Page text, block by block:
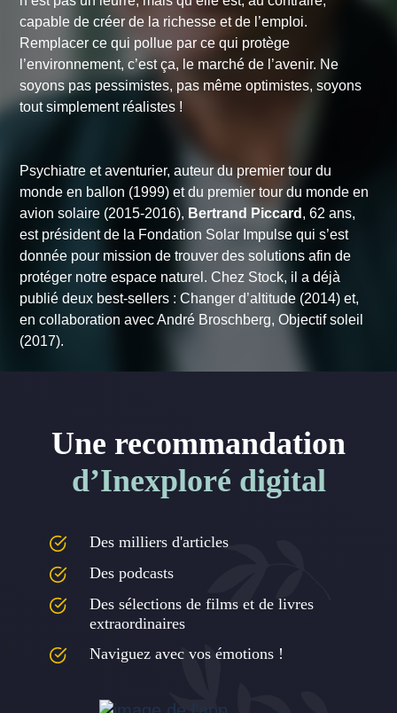
capable de créer de la richesse et de l’emploi.
Remplacer ce qui pollue par ce qui protège
l’environnement, c’est ça, le marché de l’avenir. Ne
soyons pas pessimistes, pas même optimistes, soyons
tout simplement réalistes !
Psychiatre et aventurier, auteur du premier tour du
monde en ballon (1999) et du premier tour du monde en
avion solaire (2015-2016), Bertrand Piccard , 62 ans,
est président de la Fondation Solar Impulse qui s’est
donnée pour mission de trouver des solutions afin de
protéger notre espace naturel. Chez Stock, il a déjà
publié deux best-sellers :Changer d’altitude (2014) et,
en collaboration avec André Broschberg,Objectif soleil
(2017).
Une recommandation
d’Inexploré digital
Des milliers d'articles
Des podcasts
Des sélections de films et de livres
extraordinaires
Naviguez avec vos émotions !